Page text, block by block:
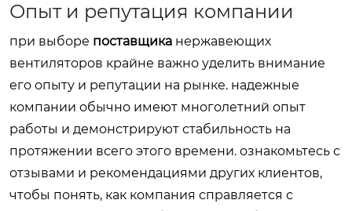
Опыт и репутация компании
при выборе поставщика нержавеющих
вентиляторов крайне важно уделить внимание
его опыту и репутации на рынке. надежные
компании обычно имеют многолетний опыт
работы и демонстрируют стабильность на
протяжении всего этого времени. ознакомьтесь с
отзывами и рекомендациями других клиентов,
чтобы понять, как компания справляется с